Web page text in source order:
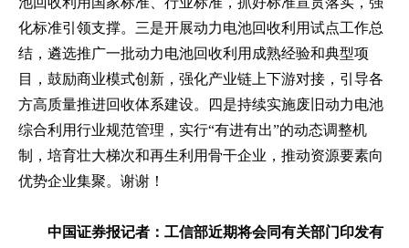
化标准引领支撑。三是开展动力电池回收利用试点工作总
结，遴选推广一批动力电池回收利用成熟经验和典型项
目，鼓励商业模式创新，强化产业链上下游对接，引导各
方高质量推进回收体系建设。四是持续实施废旧动力电池
综合利用行业规范管理，实行“有进有出”的动态调整机
制，培育壮大梯次和再生利用骨干企业，推动资源要素向
优势企业集聚。谢谢！
中国证券报记者：工信部近期将会同有关部门印发有